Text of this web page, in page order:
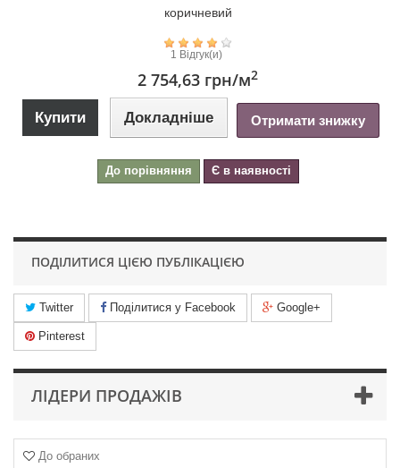
ЛІДЕРИ ПРОДАЖІВ
До обраних
коричневий
1 Відгук(и)
2 754,63 грн/м2
Купити Докладніше Отримати знижку
До порівняння Є в наявності
ПОДІЛИТИСЯ ЦІЄЮ ПУБЛІКАЦІЄЮ
Twitter Поділитися у Facebook Google+
Pinterest